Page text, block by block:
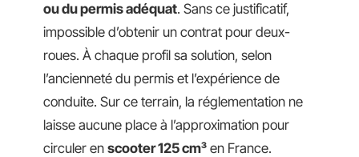
ou du permis adéquat. Sans ce justificatif,
impossible d’obtenir un contrat pour deux-
roues. À chaque profil sa solution, selon
l’ancienneté du permis et l’expérience de
conduite. Sur ce terrain, la réglementation ne
laisse aucune place à l’approximation pour
circuler en scooter 125 cm³ en France.